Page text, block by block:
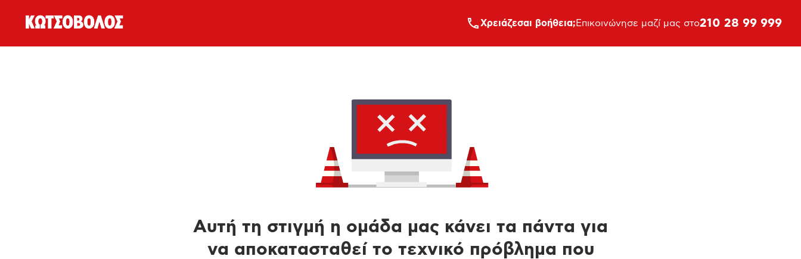
Xρειάζεσαι βοήθεια; Επικοινώνησε μαζί μας στο210 28 99 999
Αυτή τη στιγμή η ομάδα μας κάνει τα πάντα για
να αποκατασταθεί το τεχνικό πρόβλημα που